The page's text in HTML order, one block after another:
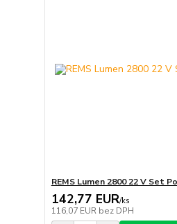
REMS Lumen 2800 22 V Set
142,77 EUR/ks
116,07 EUR bez DPH